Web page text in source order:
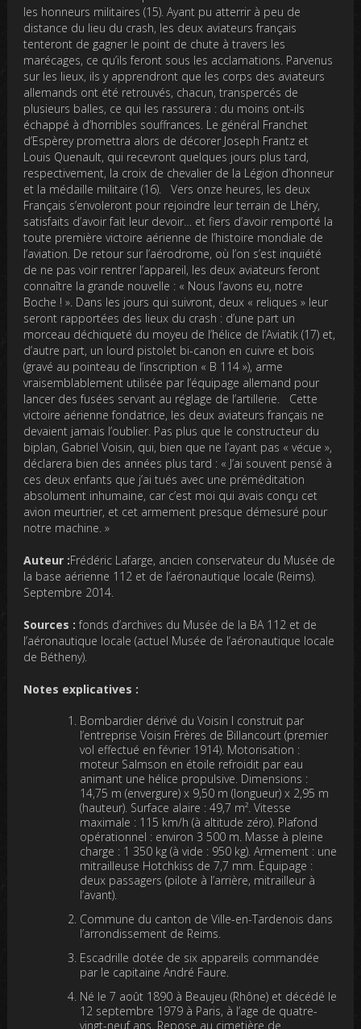
les honneurs militaires (15). Ayant pu atterrir à peu de
distance du lieu du crash, les deux aviateurs français
tenteront de gagner le point de chute à travers les
marécages, ce qu’ils feront sous les acclamations. Parvenus
sur les lieux, ils y apprendront que les corps des aviateurs
allemands ont été retrouvés, chacun, transpercés de
plusieurs balles, ce qui les rassurera : du moins ont-ils
échappé à d’horribles souffrances. Le général Franchet
d’Espèrey promettra alors de décorer Joseph Frantz et
Louis Quenault, qui recevront quelques jours plus tard,
respectivement, la croix de chevalier de la Légion d’honneur
et la médaille militaire (16). Vers onze heures, les deux
Français s’envoleront pour rejoindre leur terrain de Lhéry,
satisfaits d’avoir fait leur devoir… et fiers d’avoir remporté la
toute première victoire aérienne de l’histoire mondiale de
l’aviation. De retour sur l’aérodrome, où l’on s’est inquiété
de ne pas voir rentrer l’appareil, les deux aviateurs feront
connaître la grande nouvelle : « Nous l’avons eu, notre
Boche ! ». Dans les jours qui suivront, deux « reliques » leur
seront rapportées des lieux du crash : d’une part un
morceau déchiqueté du moyeu de l’hélice de l’Aviatik (17) et,
d’autre part, un lourd pistolet bi-canon en cuivre et bois
(gravé au pointeau de l’inscription « B 114 »), arme
vraisemblablement utilisée par l’équipage allemand pour
lancer des fusées servant au réglage de l’artillerie. Cette
victoire aérienne fondatrice, les deux aviateurs français ne
devaient jamais l’oublier. Pas plus que le constructeur du
biplan, Gabriel Voisin, qui, bien que ne l’ayant pas « vécue »,
déclarera bien des années plus tard : « J’ai souvent pensé à
ces deux enfants que j’ai tués avec une préméditation
absolument inhumaine, car c’est moi qui avais conçu cet
avion meurtrier, et cet armement presque démesuré pour
notre machine. »
Auteur :Frédéric Lafarge, ancien conservateur du Musée de
la base aérienne 112 et de l’aéronautique locale (Reims).
Septembre 2014.
Sources :fonds d’archives du Musée de la BA 112 et de
l’aéronautique locale (actuel Musée de l’aéronautique locale
de Bétheny).
Notes explicatives :
Bombardier dérivé du Voisin I construit par
l’entreprise Voisin Frères de Billancourt (premier
vol effectué en février 1914). Motorisation :
moteur Salmson en étoile refroidit par eau
animant une hélice propulsive. Dimensions :
14,75 m (envergure) x 9,50 m (longueur) x 2,95 m
(hauteur). Surface alaire : 49,7 m². Vitesse
maximale : 115 km/h (à altitude zéro). Plafond
opérationnel : environ 3 500 m. Masse à pleine
charge : 1 350 kg (à vide : 950 kg). Armement : une
mitrailleuse Hotchkiss de 7,7 mm. Équipage :
deux passagers (pilote à l’arrière, mitrailleur à
l’avant).
Commune du canton de Ville-en-Tardenois dans
l’arrondissement de Reims.
Escadrille dotée de six appareils commandée
par le capitaine André Faure.
Né le 7 août 1890 à Beaujeu (Rhône) et décédé le
12 septembre 1979 à Paris, à l’age de quatre-
vingt-neuf ans. Repose au cimetière de